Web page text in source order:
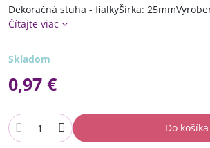
Dekoračná stuha - fialkyŠírka:
Čítajte viac
Skladom
0,97 €
Do košíka